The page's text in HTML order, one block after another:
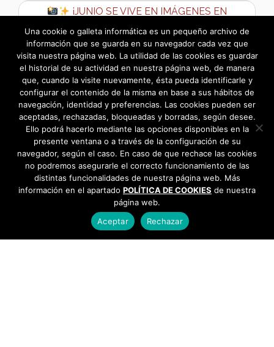
¡JUNIO SE VIVE EN IMÁGENES EN
BARGAS!
Una cookie o galleta informática es un pequeño archivo de
información que se guarda en su navegador cada vez que
visita nuestra página web. La utilidad de las cookies es guardar
el historial de su actividad en nuestra página web, de manera
que, cuando la visite nuevamente, ésta pueda identificarle y
configurar el contenido de la misma en base a sus hábitos de
navegación, identidad y preferencias. Las cookies pueden ser
aceptadas, rechazadas, bloqueadas y borradas, según desee.
Ello podrá hacerlo mediante las opciones disponibles en la
presente ventana o a través de la configuración de su
navegador, según el caso. En caso de que rechace las cookies
no podremos asegurarle el correcto funcionamiento de las
distintas funcionalidades de nuestra página web. Más
información en el apartado POLÍTICA DE COOKIES de nuestra
página web.
Aceptar
Rechazar